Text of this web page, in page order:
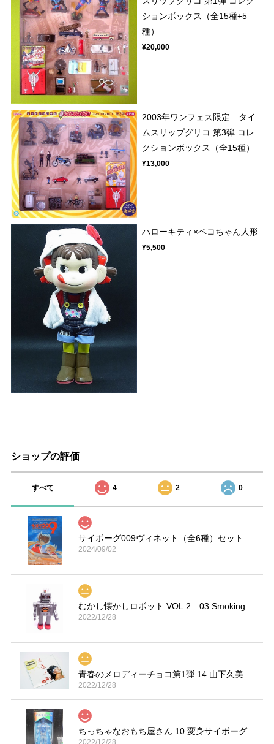
ションボックス（全15種+5
種）
¥20,000
2003年ワンフェス限定 タイ
ムスリップグリコ 第3弾 コレ
クションボックス（全15種）
¥13,000
ハローキティ×ペコちゃん人形
¥5,500
ショップの評価
すべて 4 2 0
サイボーグ009ヴィネット（全6種）セット
2024/09/02
2022/12/28
2022/12/28
ちっちゃなおもち屋さん 10.変身サイボーグ
2022/12/28